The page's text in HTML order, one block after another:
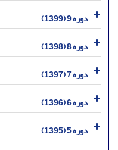
دوره 9 (1399)
دوره 8 (1398)
دوره 7 (1397)
دوره 6 (1396)
دوره 5 (1395)